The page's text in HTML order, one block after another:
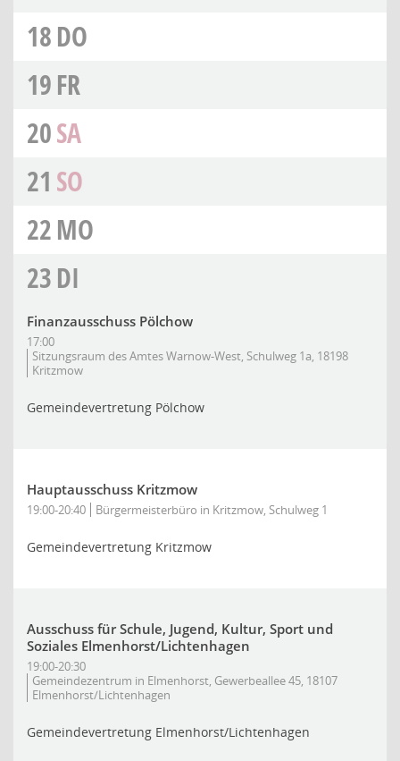
18DO
19FR
20SA
21 SO
22MO
23DI
Finanzausschuss Pölchow
17:00
Sitzungsraum des Amtes Warnow-West, Schulweg 1a, 18198
Kritzmow
Gemeindevertretung Pölchow
Hauptausschuss Kritzmow
19:00-20:40 Bürgermeisterbüro in Kritzmow, Schulweg 1
Gemeindevertretung Kritzmow
Ausschuss für Schule, Jugend, Kultur, Sport und
Soziales Elmenhorst/Lichtenhagen
19:00-20:30
Gemeindezentrum in Elmenhorst, Gewerbeallee 45, 18107
Elmenhorst/Lichtenhagen
Gemeindevertretung Elmenhorst/Lichtenhagen